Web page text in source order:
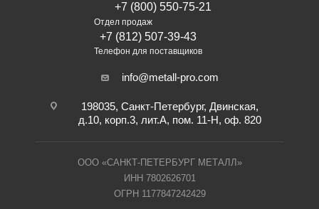
+7 (800) 550-75-21
Отдел продаж
+7 (812) 507-39-43
Телефон для поставщиков
info@metall-pro.com
198035, Санкт-Петербург, Двинская,
д.10, корп.3, лит.А, пом. 11-Н, оф. 820
ООО «САНКТ-ПЕТЕРБУРГ МЕТАЛЛ»
ИНН 7802626701
ОГРН 1177847242429